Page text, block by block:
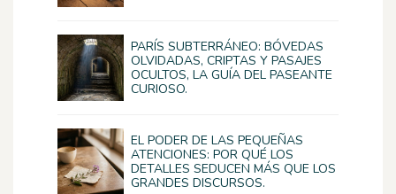
PARÍS SUBTERRÁNEO: BÓVEDAS
OLVIDADAS, CRIPTAS Y PASAJES
OCULTOS, LA GUÍA DEL PASEANTE
CURIOSO.
EL PODER DE LAS PEQUEÑAS
ATENCIONES: POR QUÉ LOS
DETALLES SEDUCEN MÁS QUE LOS
GRANDES DISCURSOS.